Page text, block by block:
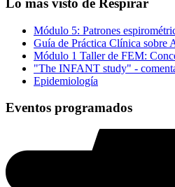
Lo más visto de Respirar
Módulo 5: Patrones
Guía de Práctica Clínica sobre
Módulo 1 Taller de FEM:
"The INFANT study" -
Epidemiología
Eventos programados